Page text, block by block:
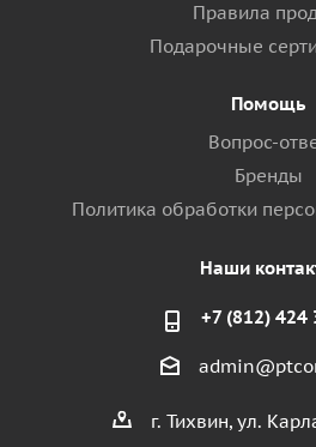
Правила
Подарочные
Помощь
Вопрос-
Бренды
Политика обработки
Наши
+7 (812) 424
г. Тихвин, ул.